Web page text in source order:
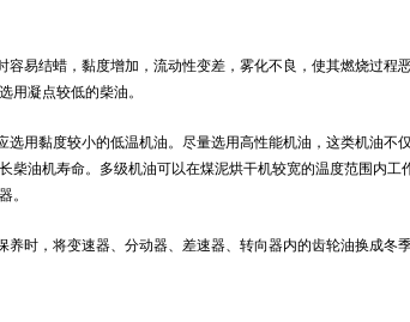
易结蜡，黏度增加，流动性变差，雾化不良，使其燃烧过程
用凝点较低的柴油。
用黏度较小的低温机油。尽量选用高性能机油，这类机油不
柴油机寿命。多级机油可以在煤泥烘干机较宽的温度范围内工
。
时，将变速器、分动器、差速器、转向器内的齿轮油换成冬季